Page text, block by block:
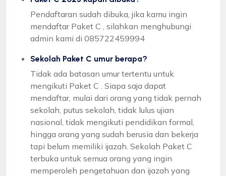
Pendaftaran sudah dibuka, jika kamu ingin
mendaftar Paket C , silahkan menghubungi
admin kami di 085722459994
Sekolah Paket C umur berapa?
Tidak ada batasan umur tertentu untuk
mengikuti Paket C . Siapa saja dapat
mendaftar, mulai dari orang yang tidak pernah
sekolah, putus sekolah, tidak lulus ujian
nasional, tidak mengikuti pendidikan formal,
hingga orang yang sudah berusia dan bekerja
tapi belum memiliki ijazah. Sekolah Paket C
terbuka untuk semua orang yang ingin
memperoleh pengetahuan dan ijazah yang